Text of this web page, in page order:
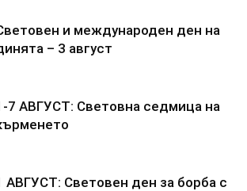
и международен ден на
– 3 август
7 АВГУСТ: Световна седмица на
АВГУСТ: Световен ден за борба с